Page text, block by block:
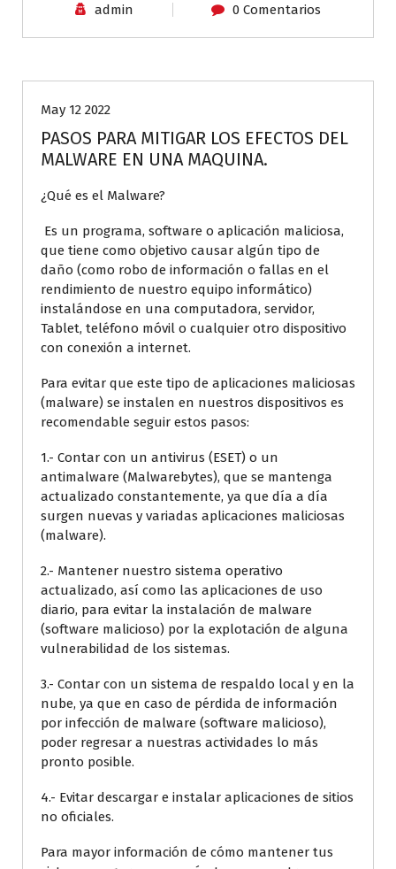
admin 0 Comentarios
May 12 2022
PASOS PARA MITIGAR LOS EFECTOS DEL
MALWARE EN UNA MAQUINA.
¿Qué es el Malware?
Es un programa, software o aplicación maliciosa,
que tiene como objetivo causar algún tipo de
daño (como robo de información o fallas en el
rendimiento de nuestro equipo informático)
instalándose en una computadora, servidor,
Tablet, teléfono móvil o cualquier otro dispositivo
con conexión a internet.
Para evitar que este tipo de aplicaciones maliciosas
(malware) se instalen en nuestros dispositivos es
recomendable seguir estos pasos:
1.- Contar con un antivirus (ESET) o un
antimalware (Malwarebytes), que se mantenga
actualizado constantemente, ya que día a día
surgen nuevas y variadas aplicaciones maliciosas
(malware).
2.- Mantener nuestro sistema operativo
actualizado, así como las aplicaciones de uso
diario, para evitar la instalación de malware
(software malicioso) por la explotación de alguna
vulnerabilidad de los sistemas.
3.- Contar con un sistema de respaldo local y en la
nube, ya que en caso de pérdida de información
por infección de malware (software malicioso),
poder regresar a nuestras actividades lo más
pronto posible.
4.- Evitar descargar e instalar aplicaciones de sitios
no oficiales.
Para mayor información de cómo mantener tus